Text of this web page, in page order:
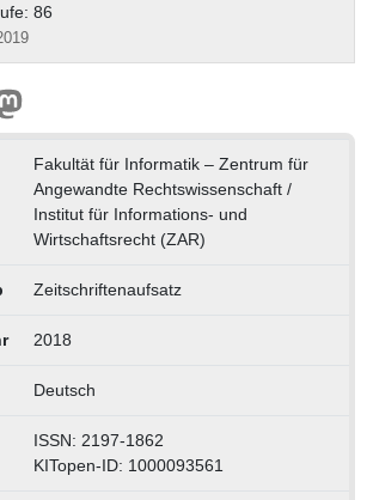
86
Fakultät für Informatik – Zentrum für
Angewandte Rechtswissenschaft /
Institut für Informations- und
Wirtschaftsrecht (ZAR)
Zeitschriftenaufsatz
2018
Deutsch
ISSN: 2197-1862
KITopen-ID: 1000093561